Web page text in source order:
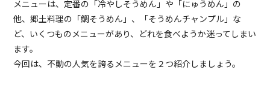
メニューは、定番の「冷やしそうめん」や「にゅうめん」の
他、郷土料理の「鯛そうめん」、「そうめんチャンプル」な
ど、いくつものメニューがあり、どれを食べようか迷ってしまい
ます。
今回は、不動の人気を誇るメニューを２つ紹介しましょう。